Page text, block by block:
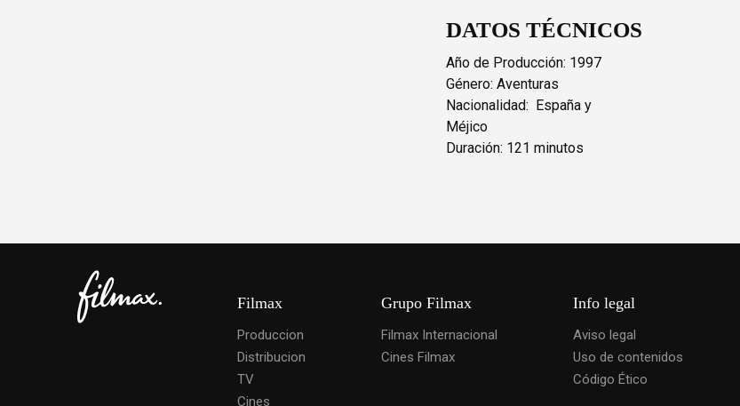
DATOS TÉCNICOS
Año de Producción: 1997
Género: Aventuras
Nacionalidad: España y
Méjico
Duración: 121 minutos
Filmax
Produccion
Distribucion
TV
Cines
Grupo Filmax
Filmax Internacional
Cines Filmax
Info legal
Aviso legal
Uso de contenidos
Código Ético